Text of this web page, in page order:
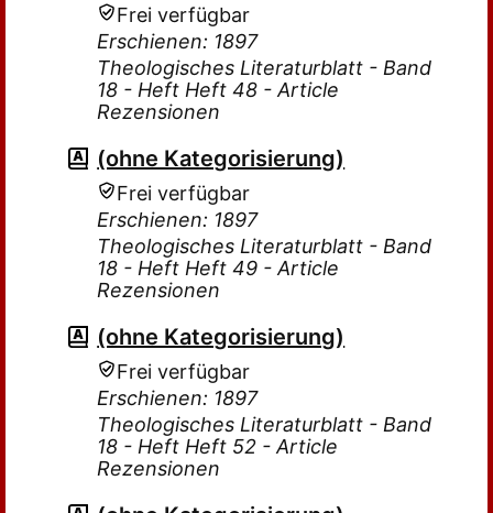
Frei verfügbar
Erschienen: 1897
Theologisches Literaturblatt - Band
18 - Heft Heft 48 - Article
Rezensionen
(ohne Kategorisierung)
Frei verfügbar
Erschienen: 1897
Theologisches Literaturblatt - Band
18 - Heft Heft 49 - Article
Rezensionen
(ohne Kategorisierung)
Frei verfügbar
Erschienen: 1897
Theologisches Literaturblatt - Band
18 - Heft Heft 52 - Article
Rezensionen